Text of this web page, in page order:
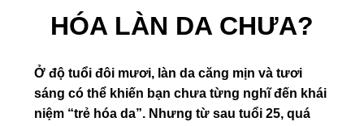
HÓA LÀN DA CHƯA?
Ở độ tuổi đôi mươi, làn da căng mịn và tươi
sáng có thể khiến bạn chưa từng nghĩ đến khái
niệm “trẻ hóa da”. Nhưng từ sau tuổi 25, quá